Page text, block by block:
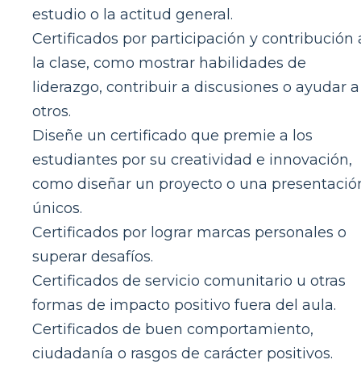
estudio o la actitud general.
Certificados por participación y contribución
la clase, como mostrar habilidades de
liderazgo, contribuir a discusiones o ayudar a
otros.
Diseñe un certificado que premie a los
estudiantes por su creatividad e innovación,
como diseñar un proyecto o una
únicos.
Certificados por lograr marcas personales o
superar desafíos.
Certificados de servicio comunitario u otras
formas de impacto positivo fuera del aula.
Certificados de buen comportamiento,
ciudadanía o rasgos de carácter positivos.